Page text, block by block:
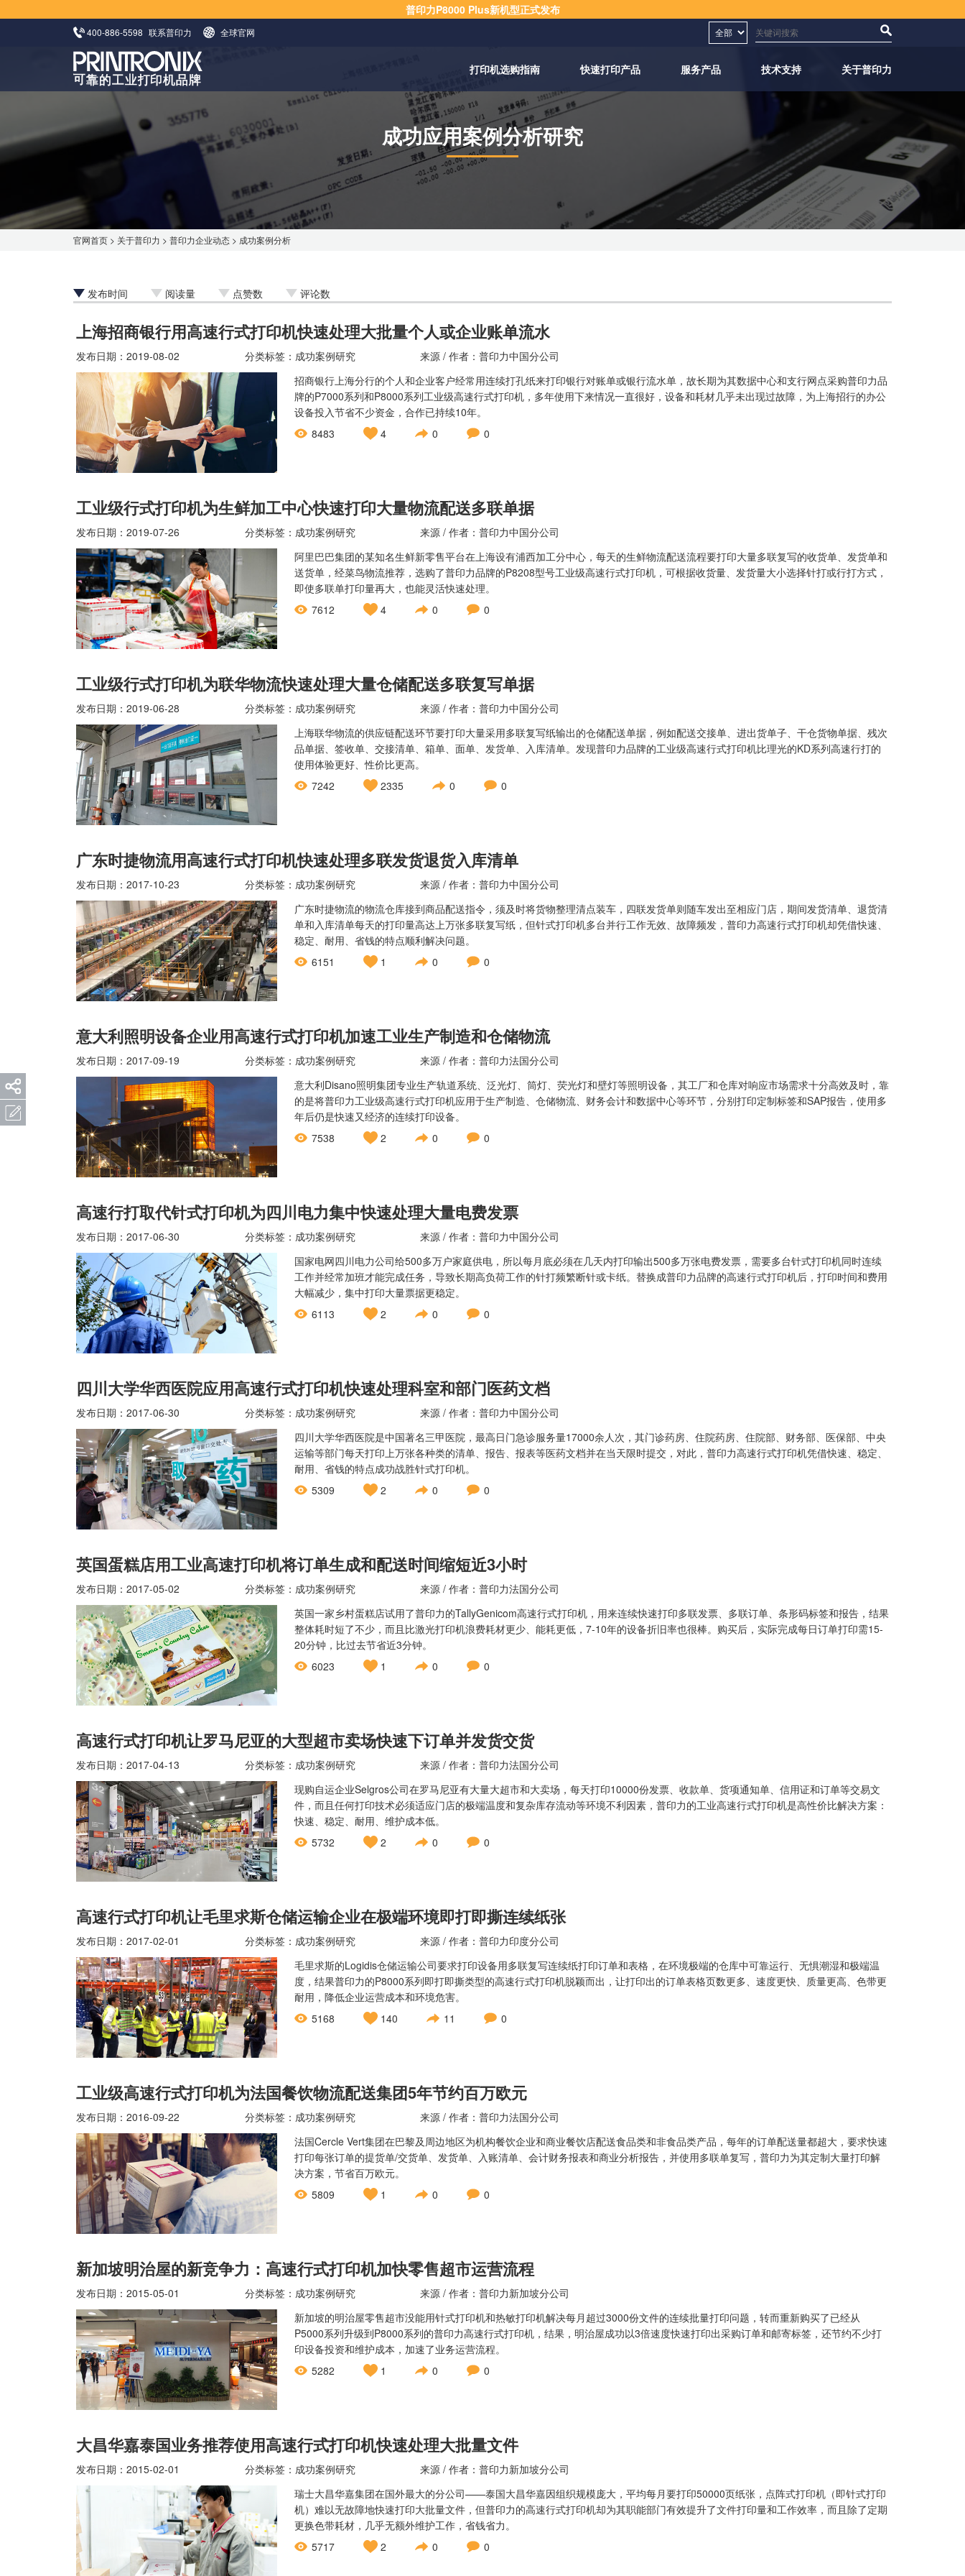
普印力P8000 Plus新机型正式发布
400-886-5598 联系普印力 全球官网
打印机选购指南 快速打印产品 服务产品 技术支持 关于普印力
成功应用案例分析研究
官网首页 > 关于普印力 > 普印力企业动态 > 成功案例分析
发布时间 阅读量 点赞数 评论数
上海招商银行用高速行式打印机快速处理大批量个人或企业账单流水
发布日期：2019-08-02 分类标签：成功案例研究
来源 / 作者：普印力中国分公司
招商银行上海分行的个人和企业客户经常用连续打孔纸来打印银行对账单或银行流水单，故长期为其数据中心和支行网点采购普印力品
牌的P7000系列和P8000系列工业级高速行式打印机，多年使用下来情况一直很好，设备和耗材几乎未出现过故障，为上海招行的办公
设备投入节省不少资金，合作已持续10年。
8483
4 0 0
工业级行式打印机为生鲜加工中心快速打印大量物流配送多联单据
发布日期：2019-07-26 分类标签：成功案例研究
来源 / 作者：普印力中国分公司
阿里巴巴集团的某知名生鲜新零售平台在上海设有浦西加工分中心，每天的生鲜物流配送流程要打印大量多联复写的收货单、发货单和
送货单，经菜鸟物流推荐，选购了普印力品牌的P8208型号工业级高速行式打印机，可根据收货量、发货量大小选择针打或行打方式，
即使多联单打印量再大，也能灵活快速处理。
7612
4 0 0
工业级行式打印机为联华物流快速处理大量仓储配送多联复写单据
发布日期：2019-06-28 分类标签：成功案例研究
来源 / 作者：普印力中国分公司
上海联华物流的供应链配送环节要打印大量采用多联复写纸输出的仓储配送单据，例如配送交接单、进出货单子、干仓货物单据、残次
品单据、签收单、交接清单、箱单、面单、发货单、入库清单。发现普印力品牌的工业级高速行式打印机比理光的KD系列高速行打的
使用体验更好、性价比更高。
7242
2335 0 0
广东时捷物流用高速行式打印机快速处理多联发货退货入库清单
发布日期：2017-10-23 分类标签：成功案例研究
来源 / 作者：普印力中国分公司
广东时捷物流的物流仓库接到商品配送指令，须及时将货物整理清点装车，四联发货单则随车发出至相应门店，期间发货清单、退货清
单和入库清单每天的打印量高达上万张多联复写纸，但针式打印机多台并行工作无效、故障频发，普印力高速行式打印机却凭借快速、
稳定、耐用、省钱的特点顺利解决问题。
6151
1 0 0
意大利照明设备企业用高速行式打印机加速工业生产制造和仓储物流
发布日期：2017-09-19 分类标签：成功案例研究
来源 / 作者：普印力法国分公司
意大利Disano照明集团专业生产轨道系统、泛光灯、筒灯、荧光灯和壁灯等照明设备，其工厂和仓库对响应市场需求十分高效及时，靠
的是将普印力工业级高速行式打印机应用于生产制造、仓储物流、财务会计和数据中心等环节，分别打印定制标签和SAP报告，使用多
年后仍是快速又经济的连续打印设备。
7538
2 0 0
高速行打取代针式打印机为四川电力集中快速处理大量电费发票
发布日期：2017-06-30 分类标签：成功案例研究
来源 / 作者：普印力中国分公司
国家电网四川电力公司给500多万户家庭供电，所以每月底必须在几天内打印输出500多万张电费发票，需要多台针式打印机同时连续
工作并经常加班才能完成任务，导致长期高负荷工作的针打频繁断针或卡纸。替换成普印力品牌的高速行式打印机后，打印时间和费用
大幅减少，集中打印大量票据更稳定。
6113
2 0 0
四川大学华西医院应用高速行式打印机快速处理科室和部门医药文档
发布日期：2017-06-30 分类标签：成功案例研究
来源 / 作者：普印力中国分公司
四川大学华西医院是中国著名三甲医院，最高日门急诊服务量17000余人次，其门诊药房、住院药房、住院部、财务部、医保部、中央
运输等部门每天打印上万张各种类的清单、报告、报表等医药文档并在当天限时提交，对此，普印力高速行式打印机凭借快速、稳定、
耐用、省钱的特点成功战胜针式打印机。
5309
2 0 0
英国蛋糕店用工业高速打印机将订单生成和配送时间缩短近3小时
发布日期：2017-05-02 分类标签：成功案例研究
来源 / 作者：普印力法国分公司
英国一家乡村蛋糕店试用了普印力的TallyGenicom高速行式打印机，用来连续快速打印多联发票、多联订单、条形码标签和报告，结果
整体耗时短了不少，而且比激光打印机浪费耗材更少、能耗更低，7-10年的设备折旧率也很棒。购买后，实际完成每日订单打印需15-
20分钟，比过去节省近3分钟。
6023
1 0 0
高速行式打印机让罗马尼亚的大型超市卖场快速下订单并发货交货
发布日期：2017-04-13 分类标签：成功案例研究
来源 / 作者：普印力法国分公司
现购自运企业Selgros公司在罗马尼亚有大量大超市和大卖场，每天打印10000份发票、收款单、货项通知单、信用证和订单等交易文
件，而且任何打印技术必须适应门店的极端温度和复杂库存流动等环境不利因素，普印力的工业高速行式打印机是高性价比解决方案：
快速、稳定、耐用、维护成本低。
5732
2 0 0
高速行式打印机让毛里求斯仓储运输企业在极端环境即打即撕连续纸张
发布日期：2017-02-01 分类标签：成功案例研究
来源 / 作者：普印力印度分公司
毛里求斯的Logidis仓储运输公司要求打印设备用多联复写连续纸打印订单和表格，在环境极端的仓库中可靠运行、无惧潮湿和极端温
度，结果普印力的P8000系列即打即撕类型的高速行式打印机脱颖而出，让打印出的订单表格页数更多、速度更快、质量更高、色带更
耐用，降低企业运营成本和环境危害。
5168
140 11 0
工业级高速行式打印机为法国餐饮物流配送集团5年节约百万欧元
发布日期：2016-09-22 分类标签：成功案例研究
来源 / 作者：普印力法国分公司
法国Cercle Vert集团在巴黎及周边地区为机构餐饮企业和商业餐饮店配送食品类和非食品类产品，每年的订单配送量都超大，要求快速
打印每张订单的提货单/交货单、发货单、入账清单、会计财务报表和商业分析报告，并使用多联单复写，普印力为其定制大量打印解
决方案，节省百万欧元。
5809
1 0 0
新加坡明治屋的新竞争力：高速行式打印机加快零售超市运营流程
发布日期：2015-05-01 分类标签：成功案例研究
来源 / 作者：普印力新加坡分公司
新加坡的明治屋零售超市没能用针式打印机和热敏打印机解决每月超过3000份文件的连续批量打印问题，转而重新购买了已经从
P5000系列升级到P8000系列的普印力高速行式打印机，结果，明治屋成功以3倍速度快速打印出采购订单和邮寄标签，还节约不少打
印设备投资和维护成本，加速了业务运营流程。
5282
1 0 0
大昌华嘉泰国业务推荐使用高速行式打印机快速处理大批量文件
发布日期：2015-02-01 分类标签：成功案例研究
来源 / 作者：普印力新加坡分公司
瑞士大昌华嘉集团在国外最大的分公司——泰国大昌华嘉因组织规模庞大，平均每月要打印50000页纸张，点阵式打印机（即针式打印
机）难以无故障地快速打印大批量文件，但普印力的高速行式打印机却为其职能部门有效提升了文件打印量和工作效率，而且除了定期
更换色带耗材，几乎无额外维护工作，省钱省力。
5717
2 0 0